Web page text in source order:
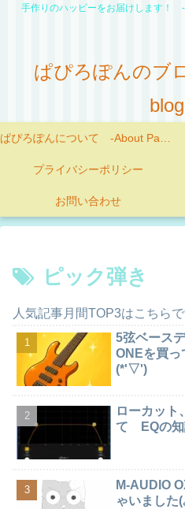
手作りのハッピーをお届けします！
ぱぴろぽんのブ
プライバシーポリシー
お問い合わせ
ピック弾き
人気記事月間TOP3はこちら
5弦ベース
ONEを買っ
(*'▽')
ローカット
て EQの
M-AUDIO
ゃいました